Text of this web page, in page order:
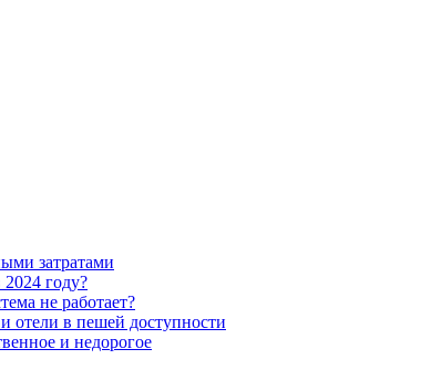
затратами
году?
не работает?
отели в пешей доступности
и недорогое